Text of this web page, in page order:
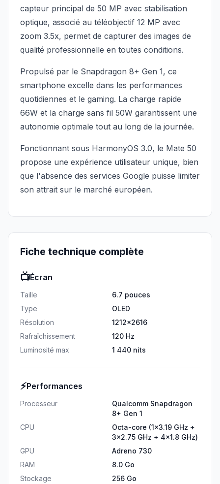
capteur principal de 50 MP avec stabilisation
optique, associé au téléobjectif 12 MP avec
zoom 3.5x, permet de capturer des images de
qualité professionnelle en toutes conditions.
Propulsé par le Snapdragon 8+ Gen 1, ce
smartphone excelle dans les performances
quotidiennes et le gaming. La charge rapide
66W et la charge sans fil 50W garantissent une
autonomie optimale tout au long de la journée.
Fonctionnant sous HarmonyOS 3.0, le Mate 50
propose une expérience utilisateur unique, bien
que l'absence des services Google puisse limiter
son attrait sur le marché européen.
Fiche technique complète
📺Écran
Taille
6.7 pouces
Type
OLED
Résolution
1212x2616
Rafraîchissement
120 Hz
Luminosité max
1 440 nits
⚡Performances
Processeur
Qualcomm Snapdragon
8+ Gen 1
CPU
Octa-core (1x3.19 GHz +
3x2.75 GHz + 4x1.8 GHz)
GPU
Adreno 730
RAM
8.0 Go
Stockage
256 Go